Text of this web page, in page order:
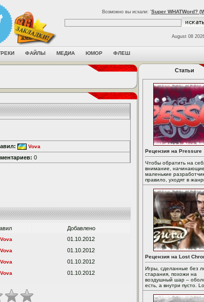
Возможно вы искали: 'Super WHATWord?
August 08
ФАЙЛЫ МЕДИА ЮМОР ФЛЕШ
Vova
0
Добавлено
Vova
01.10.2012
Vova
01.10.2012
Vova
01.10.2012
Vova 01.10.2012
Статьи
Рецензия на Pressure
Чтобы обратить на
внимание, начинающие
маленькие
правило, уходят в
Рецензия на Lost
Игры, сделанные без
старания, похожи на
воздушный шар –
есть, а внутри пусто.